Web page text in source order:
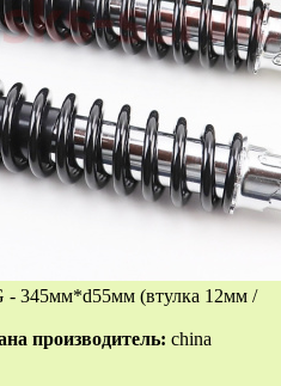
- 345мм*d55мм (втулка 12мм /
производитель: china